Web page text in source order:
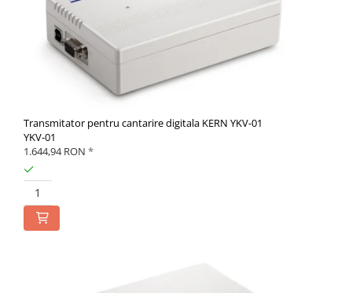
Transmitator pentru cantarire digitala KERN YKV-01
YKV-01
1.644,94 RON *